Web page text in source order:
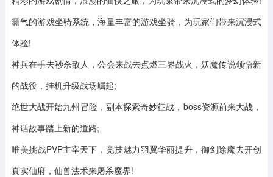
霸气的游戏坐骑系统，海量丰富的游戏坐骑，为玩家们带来沉浸式
体验!
神兵在手去秒杀敌人，公会来战去点燃三界战火，妖魔传说领悟新
的战役，挂机升级战场崛起;
绝世大战开始九州冒险，副本探索奇妙征战，boss资源前来大战，
神话故事踏上新的道路;
唯美挑战PVP主宰天下，竞技魅力羽翼华丽提升，御剑除魔去开创
真实仙府，仙兽法术来屠杀魔界!